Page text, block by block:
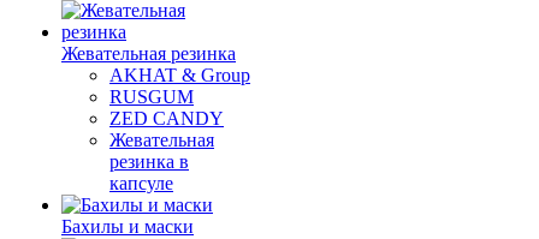
Жевательная резинка
AKHAT & Group
RUSGUM
ZED CANDY
Жевательная
резинка в
капсуле
Бахилы и маски